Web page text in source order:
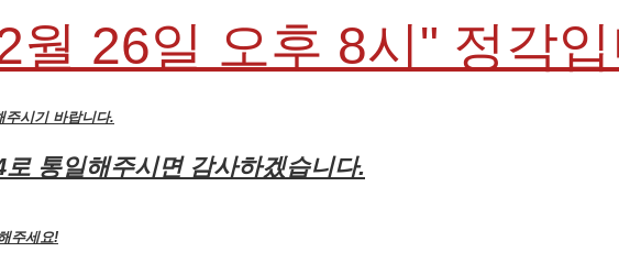
월 26일 오후 8시" 정각
시기 바랍니다.
통일해주시면 감사하겠습니다.
주세요!